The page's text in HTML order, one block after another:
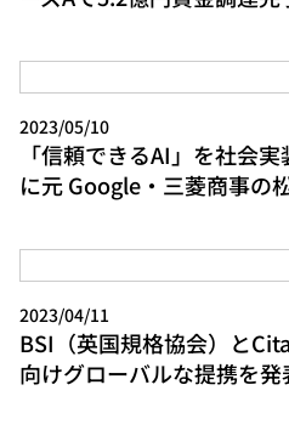
2023/05/10
「信頼できるAI」を社会
に元 Google・三菱商事の
2023/04/11
BSI（英国規格協会）と
向けグローバルな提携を発